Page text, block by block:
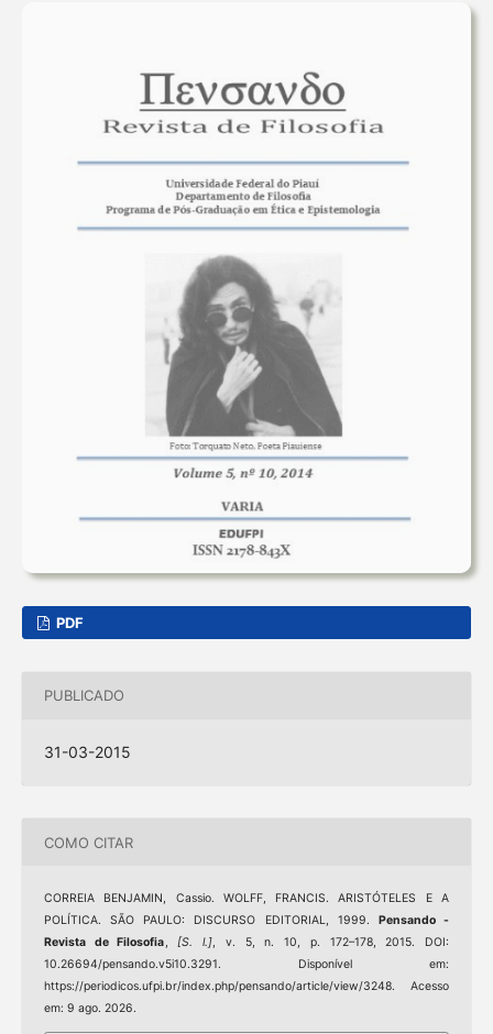
PDF
PUBLICADO
31-03-2015
COMO CITAR
CORREIA BENJAMIN, Cassio. WOLFF, FRANCIS. ARISTÓTELES E A
POLÍTICA. SÃO PAULO: DISCURSO EDITORIAL, 1999. Pensando -
Revista de Filosofia,[S. l.], v. 5, n. 10, p. 172–178, 2015. DOI:
10.26694/pensando.v5i10.3291. Disponível em:
https://periodicos.ufpi.br/index.php/pensando/article/view/3248. Acesso
em: 9 ago. 2026.